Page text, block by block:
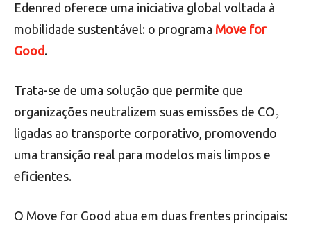
Edenred oferece uma iniciativa global voltada à
mobilidade sustentável: o programa Move for
Good.
Trata-se de uma solução que permite que
organizações neutralizem suas emissões de CO₂
ligadas ao transporte corporativo, promovendo
uma transição real para modelos mais limpos e
eficientes.
O Move for Good atua em duas frentes principais: